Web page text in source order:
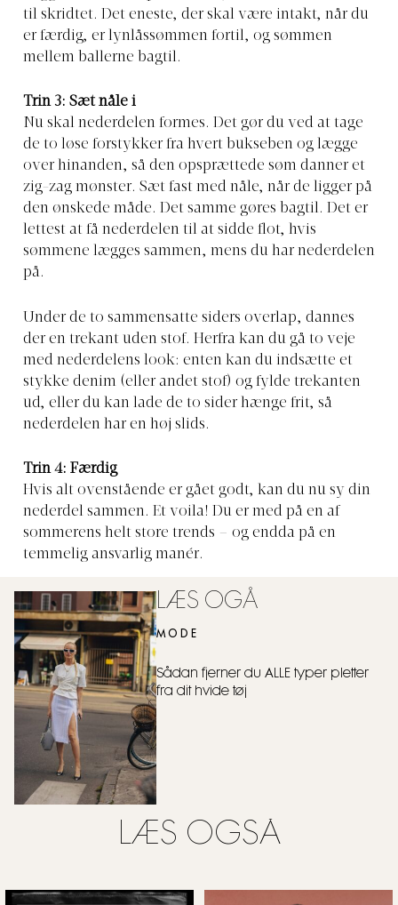
til skridtet. Det eneste, der skal være intakt, når du
er færdig, er lynlåssømmen fortil, og sømmen
mellem ballerne bagtil.
Trin 3: Sæt nåle i
Nu skal nederdelen formes. Det gør du ved at tage
de to løse forstykker fra hvert bukseben og lægge
over hinanden, så den opsprættede søm danner et
zig-zag mønster. Sæt fast med nåle, når de ligger på
den ønskede måde. Det samme gøres bagtil. Det er
lettest at få nederdelen til at sidde flot, hvis
sømmene lægges sammen, mens du har nederdelen
på.
Under de to sammensatte siders overlap, dannes
der en trekant uden stof. Herfra kan du gå to veje
med nederdelens look: enten kan du indsætte et
stykke denim (eller andet stof) og fylde trekanten
ud, eller du kan lade de to sider hænge frit, så
nederdelen har en høj slids.
Trin 4: Færdig
Hvis alt ovenstående er gået godt, kan du nu sy din
nederdel sammen. Et voila! Du er med på en af
sommerens helt store trends – og endda på en
temmelig ansvarlig manér.
LÆS OGÅ
MODE
Sådan fjerner du ALLE typer pletter
fra dit hvide tøj
LÆS OGSÅ